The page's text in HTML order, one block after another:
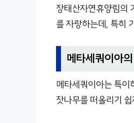
장태산자연휴양림의
를 자랑하는데, 특히
메타세쿼이아
메타세쿼이아는 특이
잣나무를 떠올리기